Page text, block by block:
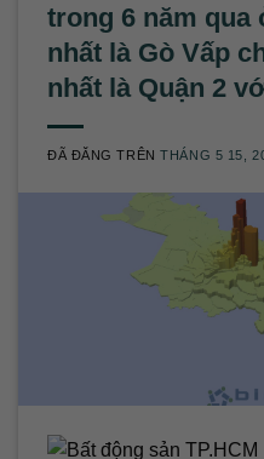
trong 6 năm qua
nhất là Gò Vấp
nhất là Quận 2
ĐÃ ĐĂNG TRÊNTHÁNG 5 15,